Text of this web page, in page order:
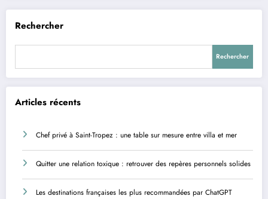
Rechercher
Rechercher
Articles récents
Chef privé à Saint-Tropez : une table sur mesure entre villa et mer
Quitter une relation toxique : retrouver des repères personnels solides
Les destinations françaises les plus recommandées par ChatGPT